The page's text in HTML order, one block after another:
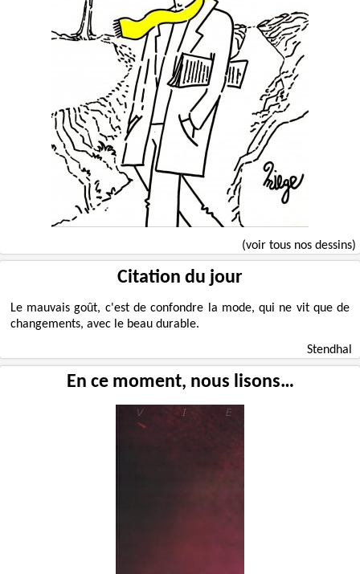
(voir tous nos dessins)
Citation du jour
Le mauvais goût, c'est de confondre la mode, qui ne vit que de
changements, avec le beau durable.
Stendhal
En ce moment, nous lisons…